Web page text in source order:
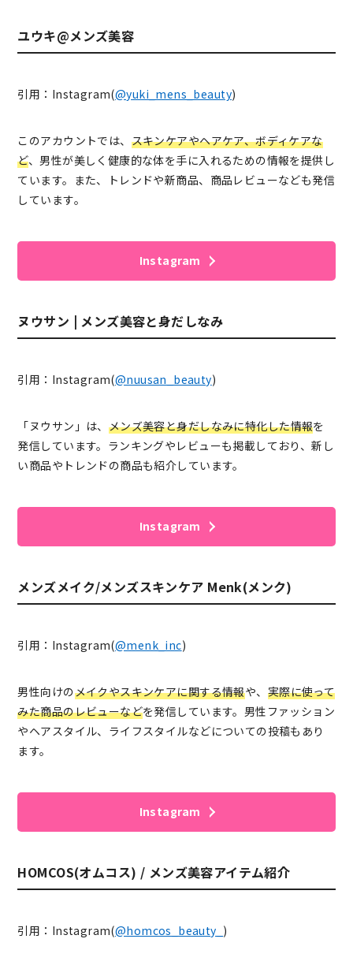
ユウキ@メンズ美容
引用：Instagram(@yuki_mens_beauty)
このアカウントでは、 スキンケアやヘアケア、ボディケアな
ど、男性が美しく健康的な体を手に入れるための情報を提供し
ています。また、トレンドや新商品、商品レビューなども発信
しています。
Instagram
ヌウサン | メンズ美容と身だしなみ
引用：Instagram(@nuusan_beauty)
「ヌウサン」は、 メンズ美容と身だしなみに特化した情報を
発信しています。ランキングやレビューも掲載しており、新し
い商品やトレンドの商品も紹介しています。
Instagram
メンズメイク/メンズスキンケア Menk(メンク)
引用：Instagram(@menk_inc)
男性向けのメイクやスキンケアに関する情報や、 実際に使って
みた商品のレビューなどを発信しています。男性ファッション
やヘアスタイル、ライフスタイルなどについての投稿もあり
ます。
Instagram
HOMCOS(オムコス) / メンズ美容アイテム紹介
引用：Instagram(@homcos_beauty_ )